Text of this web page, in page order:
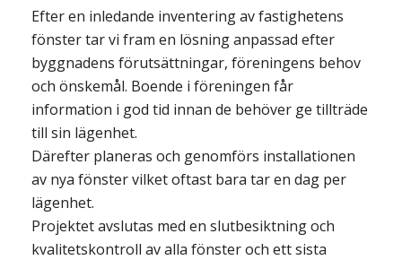
Efter en inledande inventering av fastighetens
fönster tar vi fram en lösning anpassad efter
byggnadens förutsättningar, föreningens behov
och önskemål. Boende i föreningen får
information i god tid innan de behöver ge tillträde
till sin lägenhet.
Därefter planeras och genomförs installationen
av nya fönster vilket oftast bara tar en dag per
lägenhet.
Projektet avslutas med en slutbesiktning och
kvalitetskontroll av alla fönster och ett sista